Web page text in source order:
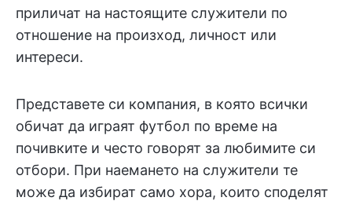
приличат на настоящите служители по
отношение на произход, личност или
интереси.
Представете си компания, в която всички
обичат да играят футбол по време на
почивките и често говорят за любимите си
отбори. При наемането на служители те
може да избират само хора, които споделят